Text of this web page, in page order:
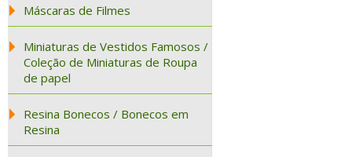
Máscaras de Filmes
Miniaturas de Vestidos Famosos /
Coleção de Miniaturas de Roupa
de papel
Resina Bonecos / Bonecos em
Resina